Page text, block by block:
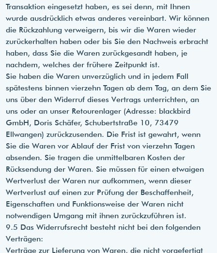
Transaktion eingesetzt haben, es sei denn, mit Ihnen
wurde ausdrücklich etwas anderes vereinbart. Wir können
die Rückzahlung verweigern, bis wir die Waren wieder
zurückerhalten haben oder bis Sie den Nachweis erbracht
haben, dass Sie die Waren zurückgesandt haben, je
nachdem, welches der frühere Zeitpunkt ist.
Sie haben die Waren unverzüglich und in jedem Fall
spätestens binnen vierzehn Tagen ab dem Tag, an dem Sie
uns über den Widerruf dieses Vertrags unterrichten, an
uns oder an unser Retourenlager (Adresse: blackbird
GmbH, Doris Schäfer, Schubertstraße 10, 73479
Ellwangen) zurückzusenden. Die Frist ist gewahrt, wenn
Sie die Waren vor Ablauf der Frist von vierzehn Tagen
absenden. Sie tragen die unmittelbaren Kosten der
Rücksendung der Waren. Sie müssen für einen etwaigen
Wertverlust der Waren nur aufkommen, wenn dieser
Wertverlust auf einen zur Prüfung der Beschaffenheit,
Eigenschaften und Funktionsweise der Waren nicht
notwendigen Umgang mit ihnen zurückzuführen ist.
9.5 Das Widerrufsrecht besteht nicht bei den folgenden
Verträgen:
Verträge zur Lieferung von Waren, die nicht vorgefertigt